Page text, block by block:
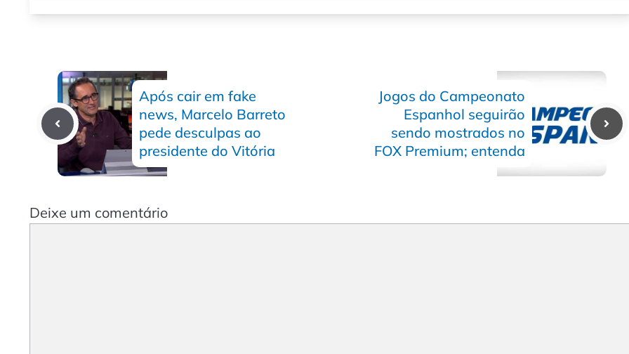
Após cair em fake
news, Marcelo Barreto
pede desculpas ao
presidente do Vitória
Jogos do Campeonato
Espanhol seguirão
sendo mostrados no
FOX Premium; entenda
Deixe um comentário